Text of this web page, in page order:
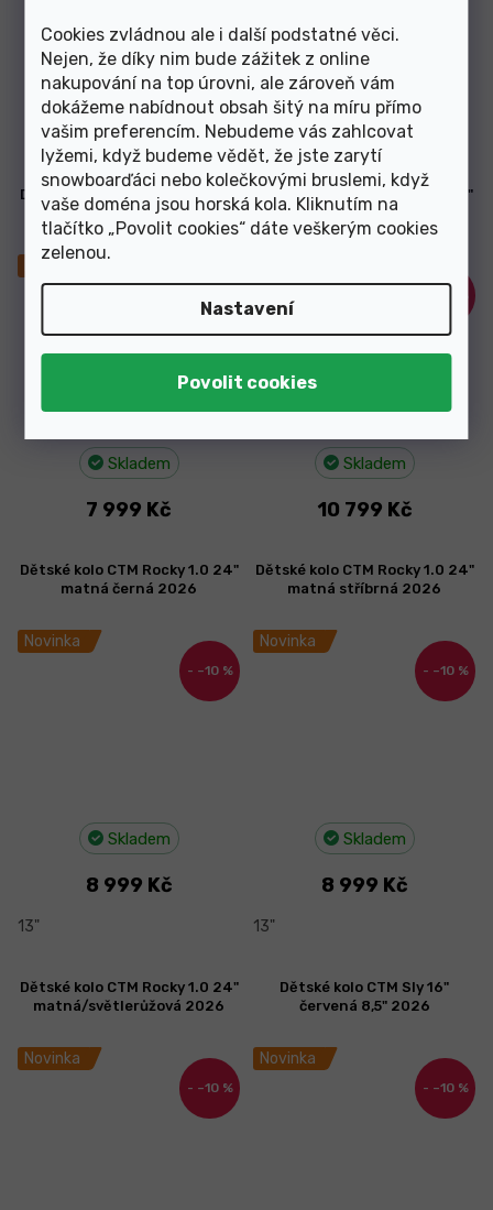
Cookies zvládnou ale i další podstatné věci.
Nejen, že díky nim bude zážitek z online
nakupování na top úrovni, ale zároveň vám
dokážeme nabídnout obsah šitý na míru přímo
vašim preferencím. Nebudeme vás zahlcovat
lyžemi, když budeme vědět, že jste zarytí
snowboarďáci nebo kolečkovými bruslemi, když
vaše doména jsou horská kola. Kliknutím na
tlačítko „Povolit cookies“ dáte veškerým cookies
zelenou.
Nastavení
Skladem
11 449 Kč
Skladem
6 749 Kč
Dětské kolo CTM Jerry 2.0 20"
matná neonovooranžová/
černá 2025
Skladem
7 999 Kč
Dětské kolo CTM Jerry 2.0 20"
matná stříbrná 11" 2026
Skladem
10 799 Kč
Novinka
–10 %
Dětské kolo CTM Rocky 1.0 24"
matná černá 2026
Skladem
8 999 Kč
13"
Novinka
–10 %
Dětské kolo CTM Rocky 1.0 24"
matná stříbrná 2026
Skladem
8 999 Kč
13"
Novinka
–10 %
Dětské kolo CTM Rocky 1.0 24"
matná/světlerůžová 2026
Novinka
–10 %
Dětské kolo CTM Sly 16"
červená 8,5" 2026